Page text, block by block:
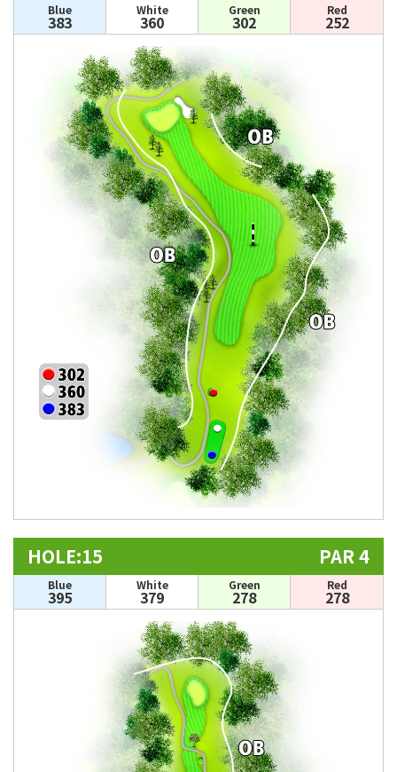
Blue
383
White
360
Green
302
Red
252
HOLE:15 PAR 4
Blue
395
White
379
Green
278
Red
278